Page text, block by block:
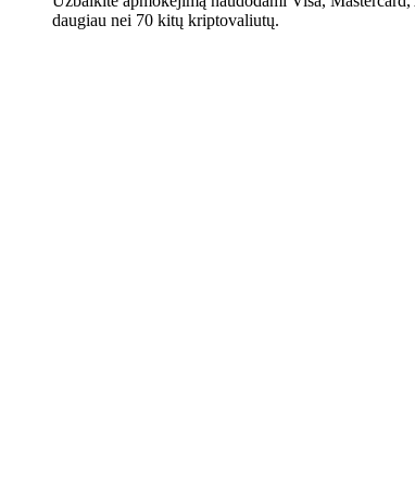
daugiau nei 70 kitų kriptovaliutų.